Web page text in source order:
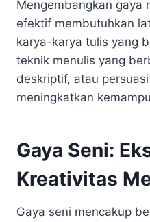
Mengembangkan gaya
efektif membutuhkan
karya-karya tulis yang
teknik menulis yang
deskriptif, atau
meningkatkan
Gaya Seni:
Kreativitas
Gaya seni mencakup